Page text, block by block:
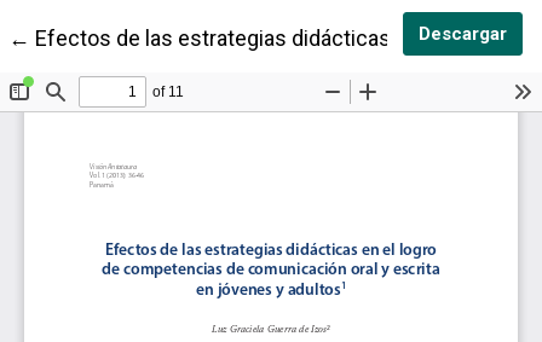
← Volver a los detalles del artículo
Efectos de las estrategias didácticas en el logro de
Descargar